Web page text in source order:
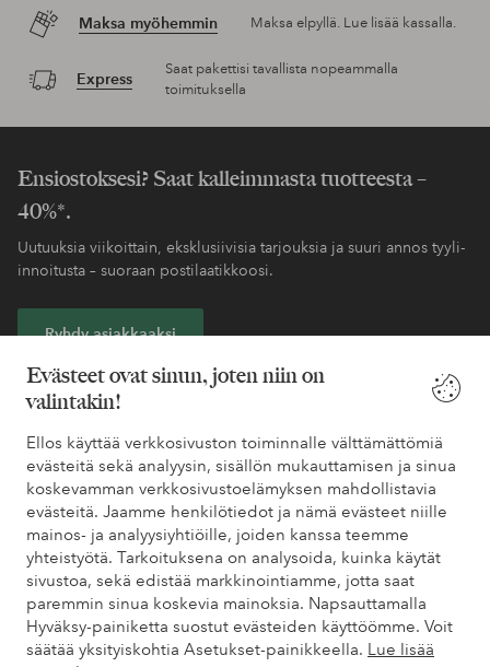
Evästeet ovat sinun, joten niin on
valintakin!
Ellos käyttää verkkosivuston toiminnalle välttämättömiä
evästeitä sekä analyysin, sisällön mukauttamisen ja sinua
koskevamman verkkosivustoelämyksen mahdollistavia
evästeitä. Jaamme henkilötiedot ja nämä evästeet niille
mainos- ja analyysiyhtiöille, joiden kanssa teemme
yhteistyötä. Tarkoituksena on analysoida, kuinka käytät
sivustoa, sekä edistää markkinointiamme, jotta saat
paremmin sinua koskevia mainoksia. Napsauttamalla
Hyväksy-painiketta suostut evästeiden käyttöömme. Voit
säätää yksityiskohtia Asetukset-painikkeella. Lue lisää
Maksa myöhemmin Maksa elpyllä. Lue lisää kassalla.
Express
Saat pakettisi tavallista nopeammalla
toimituksella
Ensiostoksesi? Saat kalleimmasta tuotteesta –
40%*.
Uutuuksia viikoittain, eksklusiivisia tarjouksia ja suuri annos tyyli-
innoitusta – suoraan postilaatikkoosi.
Ryhdy asiakkaaksi
* Katso tarjouksen ehdot rekisteröitymisen yhteydessä
Tarvitsetko apua?
Löydät vastaukset useimmin kysyttyihin kysymyksiin usein
kysytyistä kysymyksistä. Löydät myös tietoa siitä, miten voit ottaa
meihin yhteyttä.
Asiakaspalvelu Tilaukset Maksutavat